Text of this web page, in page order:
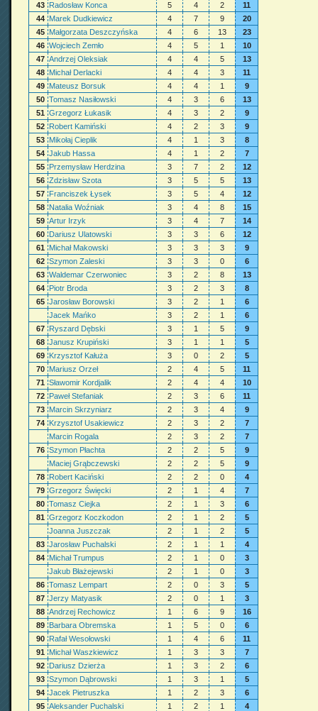
43 Radosław Konca 5 4 2
11
44 Marek Dudkiewicz 4 7 9
20
45 Małgorzata Deszczyńska 4 6 13
23
46 Wojciech Zemło 4 5 1
10
47 Andrzej Oleksiak 4 4 5
13
48 Michał Derlacki 4 4 3
11
49 Mateusz Borsuk 4 4 1
9
50 Tomasz Nasiłowski 4 3 6
13
51 Grzegorz Łukasik 4 3 2
9
52 Robert Kamiński 4 2 3
9
53 Mikołaj Cieplik 4 1 3
8
54 Jakub Hassa 4 1 2
7
55 Przemysław Herdzina 3 7 2
12
56 Zdzisław Szota 3 5 5
13
57 Franciszek Łysek 3 5 4
12
58 Natalia Woźniak 3 4 8
15
59 Artur Irzyk 3 4 7
14
60 Dariusz Ulatowski 3 3 6
12
61
Michał Makowski 3 3 3
9
62 Szymon Zaleski 3 3 0
6
63 Waldemar Czerwoniec 3 2 8
13
64 Piotr Broda 3 2 3
8
65 Jarosław Borowski 3 2 1
6
Jacek Mańko
3 2 1
6
67 Ryszard Dębski 3 1 5
9
68 Janusz Krupiński 3 1 1
5
69 Krzysztof Kałuża 3 0 2
5
70 Mariusz Orzeł 2 4 5
11
71 Sławomir Kordjalik 2 4 4
10
72 Paweł Stefaniak 2 3 6
11
73 Marcin Skrzyniarz 2 3 4
9
74 Krzysztof Usakiewicz 2 3 2
7
Marcin Rogala
2 3 2
7
76 Szymon Płachta 2 2 5
9
Maciej Grąbczewski
2 2 5
9
78 Robert Kaciński 2 2 0
4
79 Grzegorz Święcki 2 1 4
7
80 Tomasz Ciejka 2 1 3
6
81 Grzegorz Koczkodon 2 1 2
5
Joanna Juszczak
2 1 2
5
83 Jarosław Puchalski 2 1 1
4
84 Michał Trumpus 2 1 0
3
Jakub Błażejewski
2 1 0
3
86 Tomasz Lempart 2 0 3
5
87 Jerzy Matyasik 2 0 1
3
88 Andrzej Rechowicz 1 6 9
16
89 Barbara Obremska 1 5 0
6
90 Rafał Wesołowski 1 4 6
11
91
Michał Waszkiewicz 1 3 3
7
92 Dariusz Dzierża 1 3 2
6
93 Szymon Dąbrowski 1 3 1
5
94 Jacek Pietruszka 1 2 3
6
95 Aleksander Puchalski 1 2 1
4